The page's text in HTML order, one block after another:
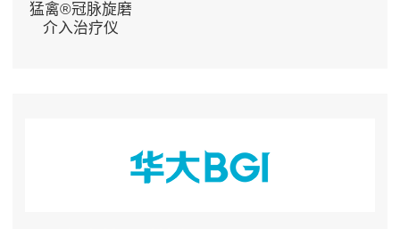
猛禽®冠脉旋磨
介入治疗仪